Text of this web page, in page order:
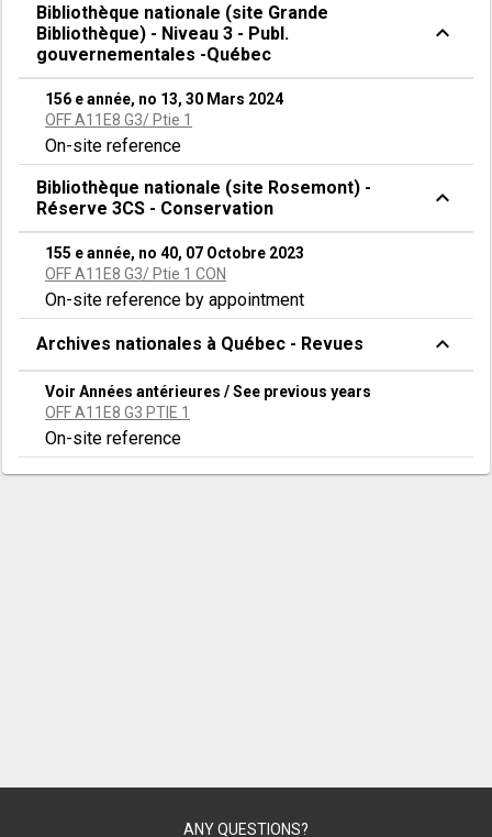
Bibliothèque nationale (site Grande
Bibliothèque) - Niveau 3 - Publ.
gouvernementales -Québec
expand_less
156 e année, no 13, 30 Mars 2024
OFF A11E8 G3/ Ptie 1
On-site reference
Bibliothèque nationale (site Rosemont) -
Réserve 3CS - Conservation
expand_less
155 e année, no 40, 07 Octobre 2023
OFF A11E8 G3/ Ptie 1 CON
On-site reference by appointment
Archives nationales à Québec - Revues expand_less
Voir Années antérieures / See previous years
OFF A11E8 G3 PTIE 1
On-site reference
ANY QUESTIONS?